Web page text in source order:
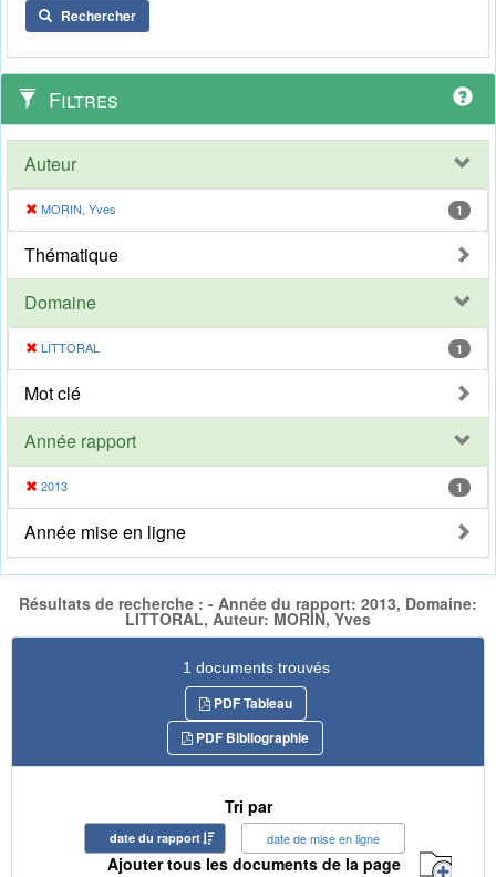
Rechercher
Filtres
Auteur
MORIN, Yves 1
Thématique
Domaine
LITTORAL 1
Mot clé
Année rapport
2013 1
Année mise en ligne
Résultats de recherche : - Année du rapport: 2013, Domaine:
LITTORAL, Auteur: MORIN, Yves
1 documents trouvés
PDF Tableau
PDF Bibliographie
Tri par
date du rapport date de mise en ligne
Ajouter tous les documents de la page